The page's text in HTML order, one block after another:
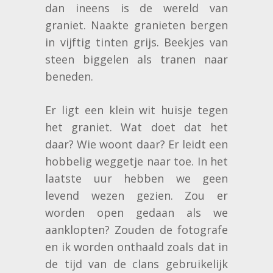
dan ineens is de wereld van
graniet. Naakte granieten bergen
in vijftig tinten grijs. Beekjes van
steen biggelen als tranen naar
beneden.
Er ligt een klein wit huisje tegen
het graniet. Wat doet dat het
daar? Wie woont daar? Er leidt een
hobbelig weggetje naar toe. In het
laatste uur hebben we geen
levend wezen gezien. Zou er
worden open gedaan als we
aanklopten? Zouden de fotografe
en ik worden onthaald zoals dat in
de tijd van de clans gebruikelijk